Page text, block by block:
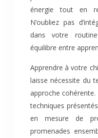
énergie tout en
N’oubliez pas
dans votre
équilibre entre
Apprendre à votre
laisse nécessite du
approche
techniques
en mesure de
promenades